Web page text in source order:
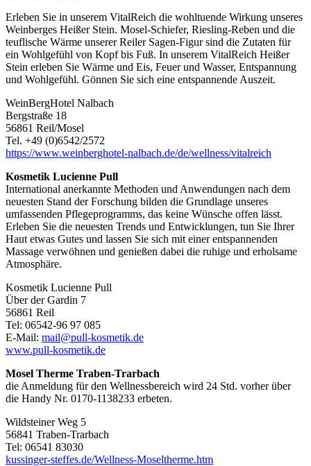
Erleben Sie in unserem VitalReich die wohltuende Wirkung unseres
Weinberges Heißer Stein. Mosel-Schiefer, Riesling-Reben und die
teuflische Wärme unserer Reiler Sagen-Figur sind die Zutaten für
ein Wohlgefühl von Kopf bis Fuß. In unserem VitalReich Heißer
Stein erleben Sie Wärme und Eis, Feuer und Wasser, Entspannung
und Wohlgefühl. Gönnen Sie sich eine entspannende Auszeit.
WeinBergHotel Nalbach
Bergstraße 18
56861 Reil/Mosel
Tel. +49 (0)6542/2572
https://www.weinberghotel-nalbach.de/de/wellness/vitalreich
Kosmetik Lucienne Pull
International anerkannte Methoden und Anwendungen nach dem
neuesten Stand der Forschung bilden die Grundlage unseres
umfassenden Pflegeprogramms, das keine Wünsche offen lässt.
Erleben Sie die neuesten Trends und Entwicklungen, tun Sie Ihrer
Haut etwas Gutes und lassen Sie sich mit einer entspannenden
Massage verwöhnen und genießen dabei die ruhige und erholsame
Atmosphäre.
Kosmetik Lucienne Pull
Über der Gardin 7
56861 Reil
Tel: 06542-96 97 085
E-Mail: mail@pull-kosmetik.de
www.pull-kosmetik.de
Mosel Therme Traben-Trarbach
die Anmeldung für den Wellnessbereich wird 24 Std. vorher über
die Handy Nr. 0170-1138233 erbeten.
Wildsteiner Weg 5
56841 Traben-Trarbach
Tel: 06541 83030
kussinger-steffes.de/Wellness-Moseltherme.htm